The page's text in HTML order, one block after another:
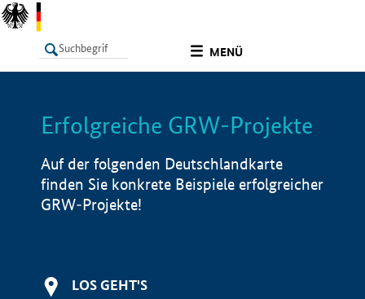
MENÜ
LISTE Info
Erfolgreiche GRW-Projekte
Auf der folgenden Deutschlandkarte
finden Sie konkrete Beispiele erfolgreicher
GRW-Projekte!
LOS GEHT'S